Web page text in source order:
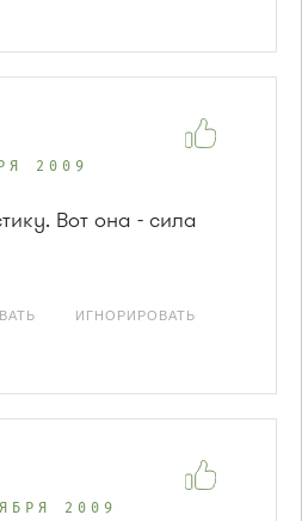
2009
Вот она - сила
ИГНОРИРОВАТЬ
2009